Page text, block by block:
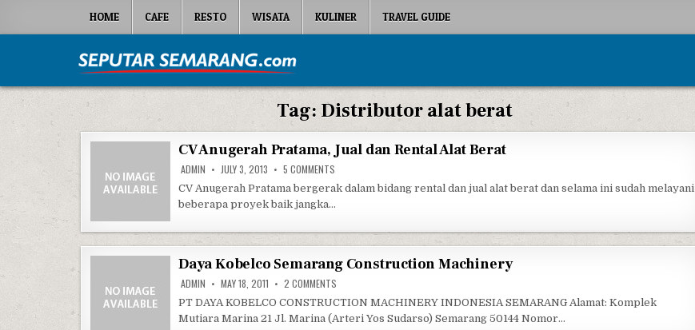
HOME CAFE RESTO WISATA KULINER TRAVEL GUIDE
Seputar Semarang
Tag:Distributor alat berat
CV Anugerah Pratama, Jual dan Rental Alat Berat
ADMIN JULY 3, 2013 5 COMMENTS
CV Anugerah Pratama bergerak dalam bidang rental dan jual alat berat dan selama ini sudah melayani
beberapa proyek baik jangka…
Daya Kobelco Semarang Construction Machinery
ADMIN MAY 18, 2011 2 COMMENTS
PT DAYA KOBELCO CONSTRUCTION MACHINERY INDONESIA SEMARANG Alamat: Komplek
Mutiara Marina 21 Jl. Marina (Arteri Yos Sudarso) Semarang 50144 Nomor…